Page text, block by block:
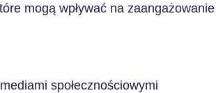
mogą wpływać na zaangażowanie
społecznościowymi